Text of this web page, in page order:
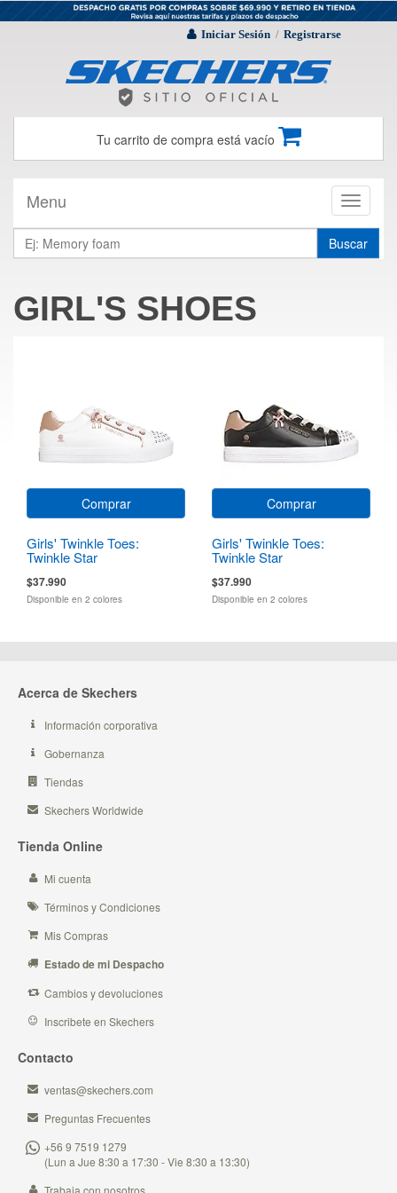
Iniciar Sesión / Registrarse
Tu carrito de compra está vacío
Toggle
Menu
Buscar
GIRL'S SHOES
Comprar
Girls' Twinkle Toes:
Twinkle Star
$37.990
Disponible en 2 colores
Comprar
Girls' Twinkle Toes:
Twinkle Star
$37.990
Disponible en 2 colores
Acerca de Skechers
Información corporativa
Gobernanza
Tiendas
Skechers Worldwide
Tienda Online
Mi cuenta
Términos y Condiciones
Mis Compras
Estado de mi Despacho
Cambios y devoluciones
Inscribete en Skechers
Contacto
ventas@skechers.com
Preguntas Frecuentes
+56 9 7519 1279
(Lun a Jue 8:30 a 17:30 - Vie 8:30 a 13:30)
Trabaja con nosotros